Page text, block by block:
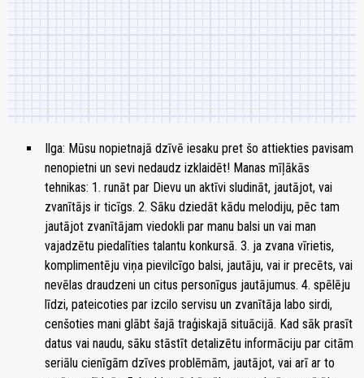
Ilga: Mūsu nopietnajā dzīvē iesaku pret šo attiekties pavisam
nenopietni un sevi nedaudz izklaidēt! Manas mīļākās
tehnikas: 1. runāt par Dievu un aktīvi sludināt, jautājot, vai
zvanītājs ir ticīgs. 2. Sāku dziedāt kādu melodiju, pēc tam
jautājot zvanītājam viedokli par manu balsi un vai man
vajadzētu piedalīties talantu konkursā. 3. ja zvana vīrietis,
komplimentēju viņa pievilcīgo balsi, jautāju, vai ir precēts, vai
nevēlas draudzeni un citus personīgus jautājumus. 4. spēlēju
līdzi, pateicoties par izcilo servisu un zvanītāja labo sirdi,
cenšoties mani glābt šajā traģiskajā situācijā. Kad sāk prasīt
datus vai naudu, sāku stāstīt detalizētu informāciju par citām
seriālu cienīgām dzīves problēmām, jautājot, vai arī ar to